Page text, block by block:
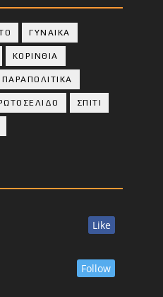
ΓΥΝΑΙΚΑ
ΚΟΡΙΝΘΙΑ
ΠΑΡΑΠΟΛΙΤΙΚΑ
ΣΠΙΤΙ
Like
Follow